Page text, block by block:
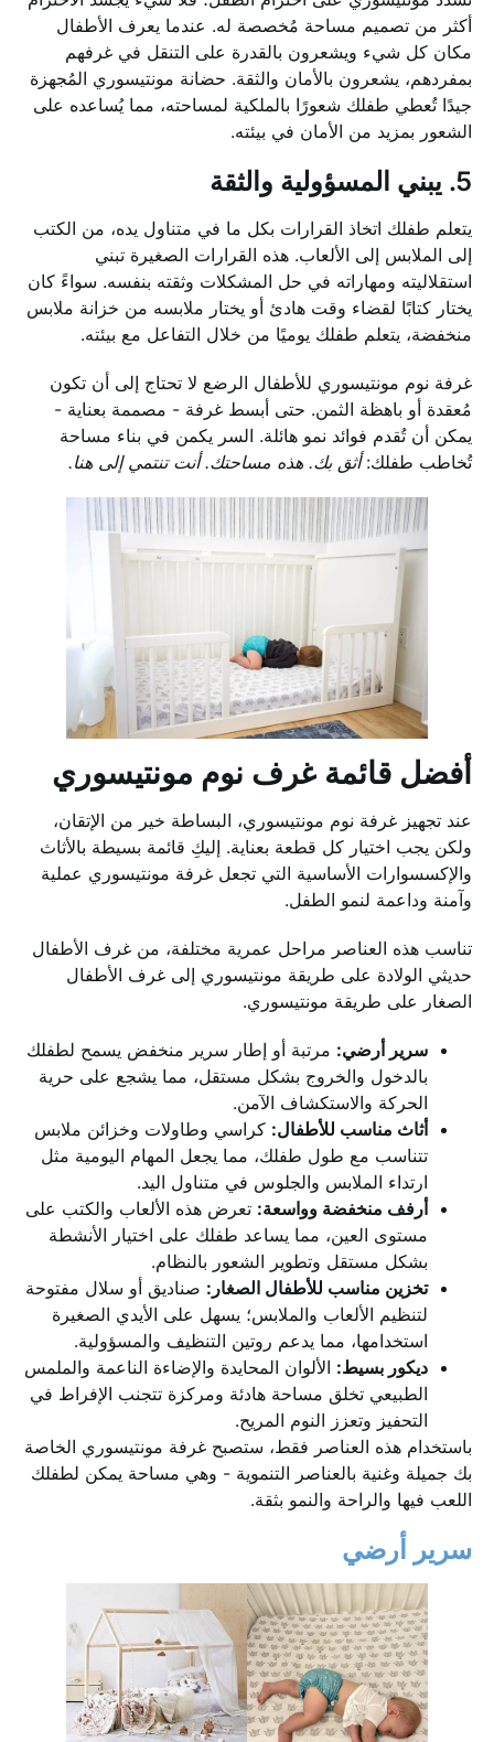
أكثر من تصميم مساحة مُخصصة له. عندما يعرف الأطفال
مكان كل شيء ويشعرون بالقدرة على التنقل في غرفهم
بمفردهم، يشعرون بالأمان والثقة. حضانة مونتيسوري المُجهزة
جيدًا تُعطي طفلك شعورًا بالملكية لمساحته، مما يُساعده على
الشعور بمزيد من الأمان في بيئته.
5. يبني المسؤولية والثقة
يتعلم طفلك اتخاذ القرارات بكل ما في متناول يده، من الكتب
إلى الملابس إلى الألعاب. هذه القرارات الصغيرة تبني
استقلاليته ومهاراته في حل المشكلات وثقته بنفسه. سواءً كان
يختار كتابًا لقضاء وقت هادئ أو يختار ملابسه من خزانة ملابس
منخفضة، يتعلم طفلك يوميًا من خلال التفاعل مع بيئته.
غرفة نوم مونتيسوري للأطفال الرضع لا تحتاج إلى أن تكون
مُعقدة أو باهظة الثمن. حتى أبسط غرفة - مصممة بعناية -
يمكن أن تُقدم فوائد نمو هائلة. السر يكمن في بناء مساحة
تُخاطب طفلك:أثق بك. هذه مساحتك. أنت تنتمي إلى هنا.
أفضل قائمة غرف نوم مونتيسوري
عند تجهيز غرفة نوم مونتيسوري، البساطة خير من الإتقان،
ولكن يجب اختيار كل قطعة بعناية. إليكِ قائمة بسيطة بالأثاث
والإكسسوارات الأساسية التي تجعل غرفة مونتيسوري عملية
وآمنة وداعمة لنمو الطفل.
تناسب هذه العناصر مراحل عمرية مختلفة، من غرف الأطفال
حديثي الولادة على طريقة مونتيسوري إلى غرف الأطفال
الصغار على طريقة مونتيسوري.
سرير أرضي: مرتبة أو إطار سرير منخفض يسمح لطفلك
بالدخول والخروج بشكل مستقل، مما يشجع على حرية
الحركة والاستكشاف الآمن.
أثاث مناسب للأطفال: كراسي وطاولات وخزائن ملابس
تتناسب مع طول طفلك، مما يجعل المهام اليومية مثل
ارتداء الملابس والجلوس في متناول اليد.
أرفف منخفضة وواسعة: تعرض هذه الألعاب والكتب على
مستوى العين، مما يساعد طفلك على اختيار الأنشطة
بشكل مستقل وتطوير الشعور بالنظام.
تخزين مناسب للأطفال الصغار: صناديق أو سلال مفتوحة
لتنظيم الألعاب والملابس؛ يسهل على الأيدي الصغيرة
استخدامها، مما يدعم روتين التنظيف والمسؤولية.
ديكور بسيط: الألوان المحايدة والإضاءة الناعمة والملمس
الطبيعي تخلق مساحة هادئة ومركزة تتجنب الإفراط في
التحفيز وتعزز النوم المريح.
باستخدام هذه العناصر فقط، ستصبح غرفة مونتيسوري الخاصة
بك جميلة وغنية بالعناصر التنموية - وهي مساحة يمكن لطفلك
اللعب فيها والراحة والنمو بثقة.
سرير أرضي